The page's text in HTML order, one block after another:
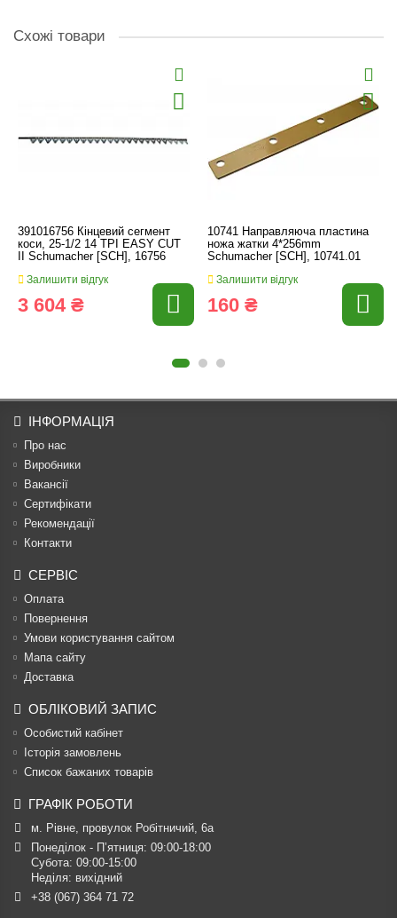
Схожі товари
391016756 Кінцевий сегмент
коси, 25-1/2 14 TPI EASY CUT
II Schumacher [SCH], 16756
Залишити відгук
3 604 ₴
10741 Направляюча пластина
ножа жатки 4*256mm
Schumacher [SCH], 10741.01
Залишити відгук
160 ₴
ІНФОРМАЦІЯ
Про нас
Виробники
Вакансії
Сертифікати
Рекомендації
Контакти
СЕРВІС
Оплата
Повернення
Умови користування сайтом
Мапа сайту
Доставка
ОБЛІКОВИЙ ЗАПИС
Особистий кабінет
Історія замовлень
Список бажаних товарів
ГРАФІК РОБОТИ
м. Рівне, провулок Робітничий, 6а
Понеділок - П’ятниця: 09:00-18:00
Субота: 09:00-15:00
Неділя: вихідний
+38 (067) 364 71 72